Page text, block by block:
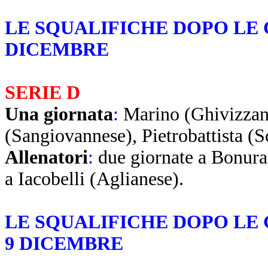
LE SQUALIFICHE DOPO LE
DICEMBRE
SERIE D
Una giornata: Marino
(Sangiovannese), Pietrobattista
Allenatori: due giornate a
a Iacobelli (Aglianese).
LE SQUALIFICHE DOPO LE
9 DICEMBRE